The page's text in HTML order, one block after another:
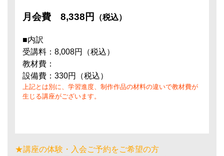
月会費 8,338円 （税込）
■内訳
受講料：8,008円（税込）
教材費：
設備費：330円（税込）
上記とは別に、学習進度、制作作品の材料の違いで教材費が
生じる講座がございます。
★講座の体験・入会ご予約をご希望の方